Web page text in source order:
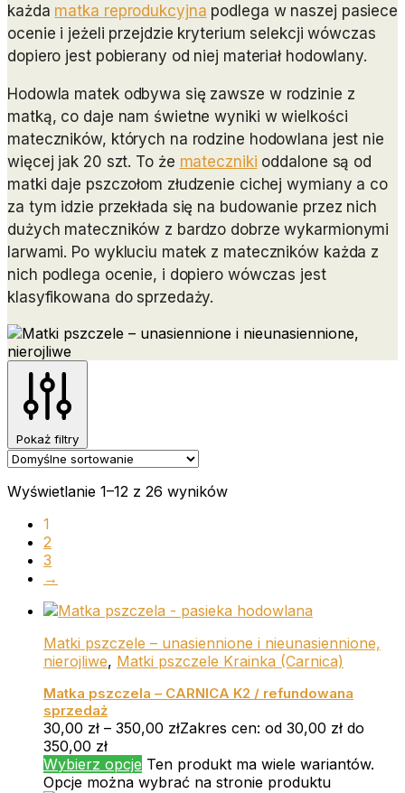
każda matka reprodukcyjna podlega w naszej pasiece
ocenie i jeżeli przejdzie kryterium selekcji wówczas
dopiero jest pobierany od niej materiał hodowlany.
Hodowla matek odbywa się zawsze w rodzinie z
matką, co daje nam świetne wyniki w wielkości
mateczników, których na rodzine hodowlana jest nie
więcej jak 20 szt. To że mateczniki oddalone są od
matki daje pszczołom złudzenie cichej wymiany a co
za tym idzie przekłada się na budowanie przez nich
dużych mateczników z bardzo dobrze wykarmionymi
larwami. Po wykluciu matek z mateczników każda z
nich podlega ocenie, i dopiero wówczas jest
klasyfikowana do sprzedaży.
Pokaż filtry
Wyświetlanie 1–12 z 26 wyników
1
2
3
→
Matki pszczele – unasiennione i nieunasiennione,
nierojliwe, Matki pszczele Krainka (Carnica)
Matka pszczela – CARNICA K2 / refundowana
sprzedaż
30,00 zł – 350,00 złZakres cen: od 30,00 zł do
350,00 zł
Wybierz opcje Ten produkt ma wiele wariantów.
Opcje można wybrać na stronie produktu